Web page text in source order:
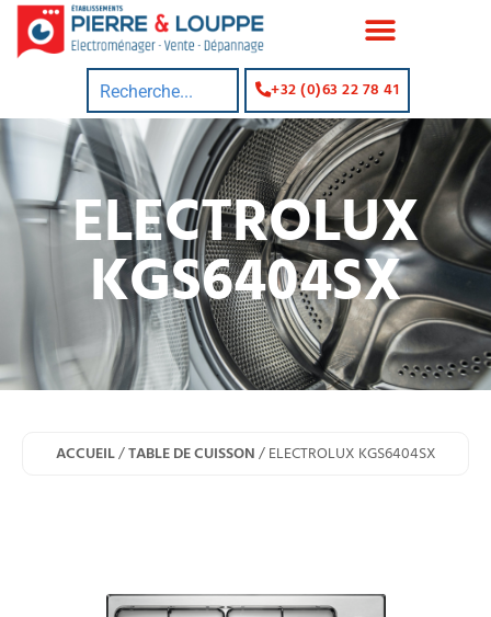
+32 (0)63 22 78 41
ELECTROLUX
KGS6404SX
ACCUEIL/TABLE DE CUISSON/ ELECTROLUX KGS6404SX